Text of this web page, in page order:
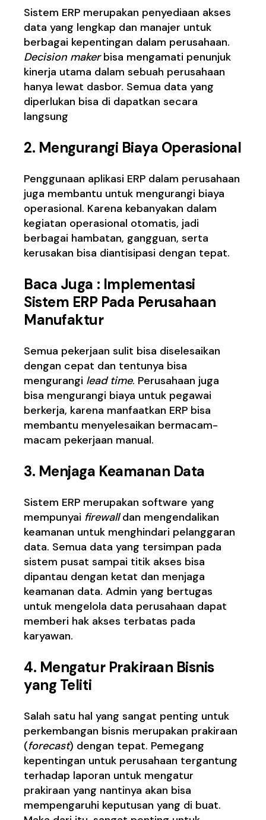
Sistem ERP merupakan penyediaan akses
data yang lengkap dan manajer untuk
berbagai kepentingan dalam perusahaan.
Decision makerbisa mengamati penunjuk
kinerja utama dalam sebuah perusahaan
hanya lewat dasbor. Semua data yang
diperlukan bisa di dapatkan secara
langsung
2. Mengurangi Biaya Operasional
Penggunaan aplikasi ERP dalam perusahaan
juga membantu untuk mengurangi biaya
operasional. Karena kebanyakan dalam
kegiatan operasional otomatis, jadi
berbagai hambatan, gangguan, serta
kerusakan bisa diantisipasi dengan tepat.
Baca Juga : Implementasi
Sistem ERP Pada Perusahaan
Manufaktur
Semua pekerjaan sulit bisa diselesaikan
dengan cepat dan tentunya bisa
mengurangi lead time. Perusahaan juga
bisa mengurangi biaya untuk pegawai
berkerja, karena manfaatkan ERP bisa
membantu menyelesaikan bermacam-
macam pekerjaan manual.
3. Menjaga Keamanan Data
Sistem ERP merupakan software yang
mempunyai firewalldan mengendalikan
keamanan untuk menghindari pelanggaran
data. Semua data yang tersimpan pada
sistem pusat sampai titik akses bisa
dipantau dengan ketat dan menjaga
keamanan data. Admin yang bertugas
untuk mengelola data perusahaan dapat
memberi hak akses terbatas pada
karyawan.
4. Mengatur Prakiraan Bisnis
yang Teliti
Salah satu hal yang sangat penting untuk
perkembangan bisnis merupakan prakiraan
(forecast) dengan tepat. Pemegang
kepentingan untuk perusahaan tergantung
terhadap laporan untuk mengatur
prakiraan yang nantinya akan bisa
mempengaruhi keputusan yang di buat.